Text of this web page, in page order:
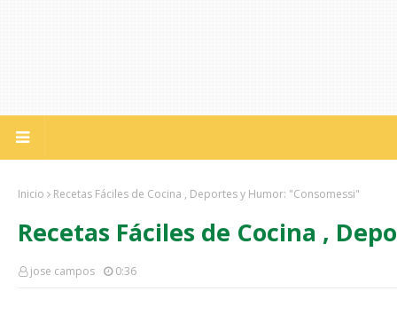
Inicio Recetas Fáciles de Cocina , Deportes y Humor: "Consomessi"
Recetas Fáciles de Cocina ,
jose campos 0:36